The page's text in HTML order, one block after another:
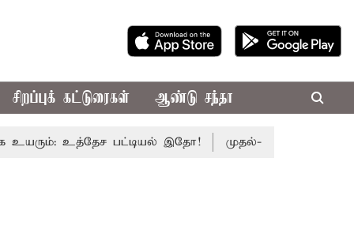
சிறப்புக் கட்டுரைகள் ஆண்டு சந்தா
உத்தேச பட்டியல் இதோ! முதல்-அமைச்சர் விஜய்